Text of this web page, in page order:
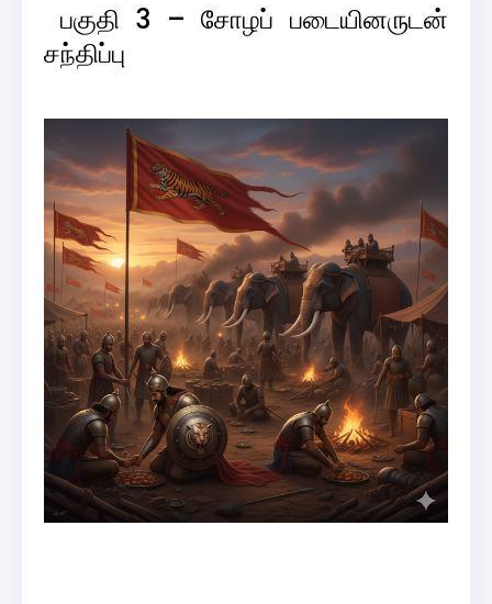
பகுதி 3 – சோழப் படையினருடன்
சந்திப்பு